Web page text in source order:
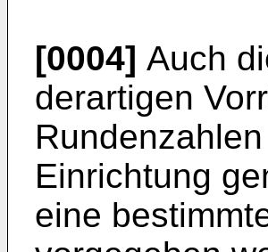
[0004] Auch
derartigen
Einrichtung
eine